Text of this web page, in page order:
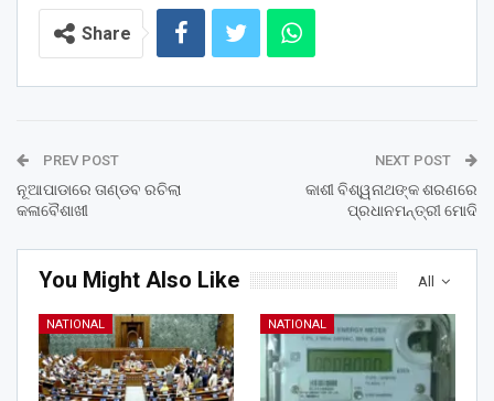
Share
PREV POST
ନୂଆପାଡାରେ ତାଣ୍ଡବ ରଚିଲା
କଳାବୈଶାଖୀ
NEXT POST
କାଶୀ ବିଶ୍ୱନାଥଙ୍କ ଶରଣରେ
ପ୍ରଧାନମନ୍ତ୍ରୀ ମୋଦି
All
You Might Also Like
NATIONAL NATIONAL